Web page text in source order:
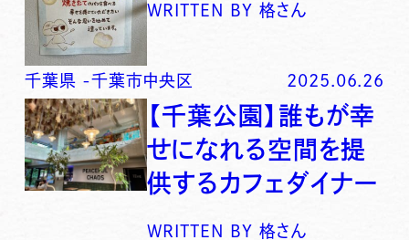
WRITTEN BY 格さん
千葉県 -千葉市中央区 2025.06.26
【千葉公園】誰もが幸
せになれる空間を提
供するカフェダイナー
WRITTEN BY 格さん